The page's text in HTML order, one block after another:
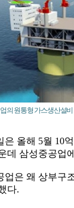
의 원통형 가스생산설비
은 올해 5월 10
데 삼성중공업
업은 왜 상부구
다.